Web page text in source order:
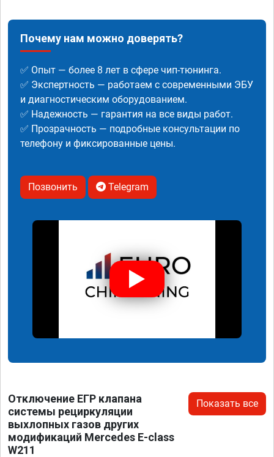
Почему нам можно доверять?
✅ Опыт — более 8 лет в сфере чип-тюнинга.
✅ Экспертность — работаем с современными ЭБУ
и диагностическим оборудованием.
✅ Надежность — гарантия на все виды работ.
✅ Прозрачность — подробные консультации по
телефону и фиксированные цены.
Позвонить Telegram
Отключение ЕГР клапана
системы рециркуляции
выхлопных газов других
модификаций Mercedes E-class
W211
Показать все